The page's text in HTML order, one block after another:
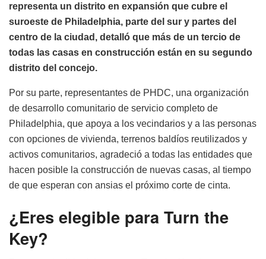
representa un distrito en expansión que cubre el
suroeste de Philadelphia, parte del sur y partes del
centro de la ciudad, detalló que más de un tercio de
todas las casas en construcción están en su segundo
distrito del concejo.
Por su parte, representantes de PHDC, una organización
de desarrollo comunitario de servicio completo de
Philadelphia, que apoya a los vecindarios y a las personas
con opciones de vivienda, terrenos baldíos reutilizados y
activos comunitarios, agradeció a todas las entidades que
hacen posible la construcción de nuevas casas, al tiempo
de que esperan con ansias el próximo corte de cinta.
¿Eres elegible para Turn the
Key?